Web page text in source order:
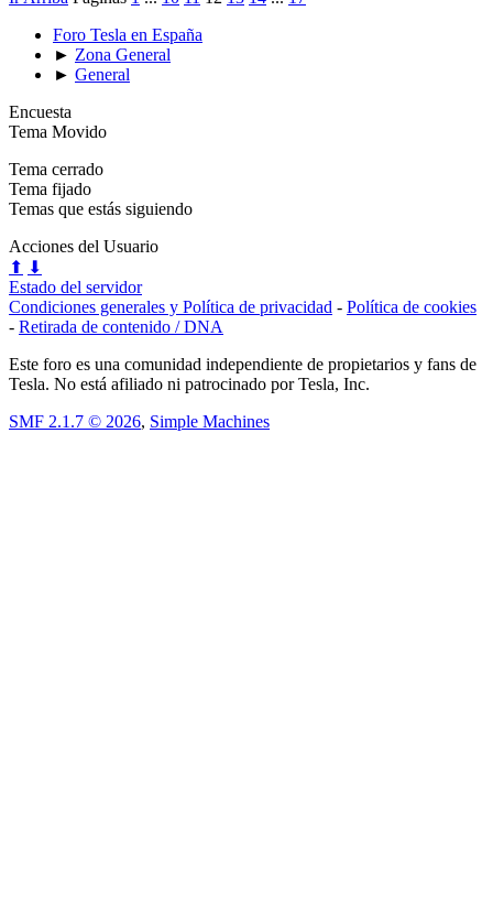
Foro Tesla en España
► Zona General
► General
Encuesta
Tema Movido
Tema cerrado
Tema fijado
Temas que estás siguiendo
Acciones del Usuario
⬆ ⬇
Estado del servidor
Condiciones generales y Política de privacidad - Política de cookies
- Retirada de contenido / DNA
Este foro es una comunidad independiente de propietarios y fans de
Tesla. No está afiliado ni patrocinado por Tesla, Inc.
SMF 2.1.7 © 2026, Simple Machines